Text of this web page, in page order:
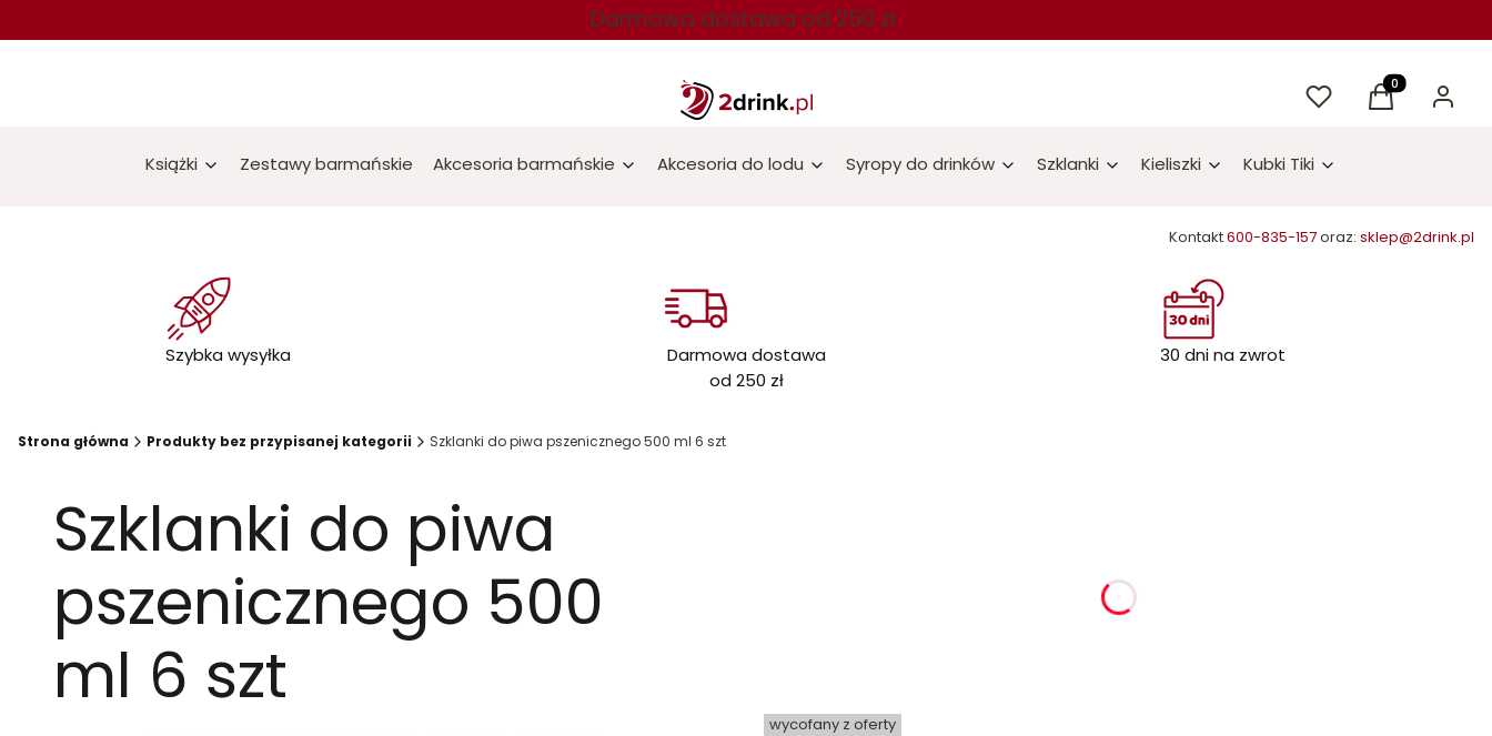
Darmowa dostawa od 250 zł
UlubioneProdukty w
Koszyk Zaloguj
Książki Zestawy barmańskie Akcesoria barmańskie Akcesoria do lodu Syropy do drinków Szklanki Kieliszki Kubki Tiki
Kontakt600-835-157oraz: sklep@2drink.pl
Szybka wysyłka
Darmowa dostawa
od 250 zł
30 dni na zwrot
Strona główna Produkty bez przypisanej kategorii Szklanki do piwa pszenicznego 500 ml 6 szt
Szklanki do piwa
pszenicznego 500
ml 6 szt
godziny
wycofany z oferty